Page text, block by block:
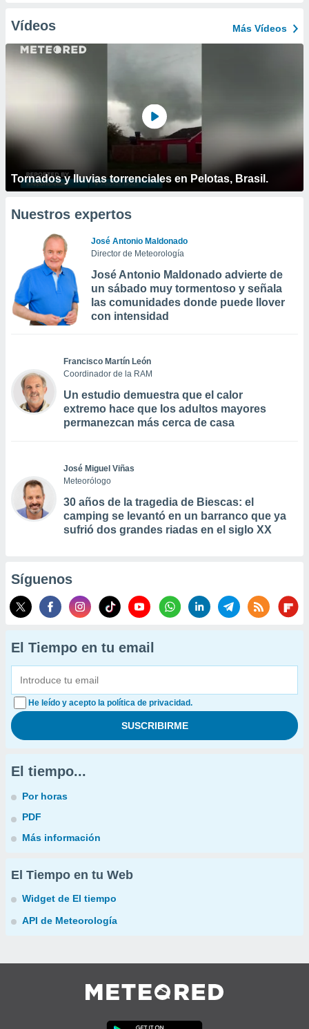
Vídeos Más Vídeos
Tornados y lluvias torrenciales en Pelotas, Brasil.
Nuestros expertos
José Antonio Maldonado
Director de Meteorología
José Antonio Maldonado advierte de
un sábado muy tormentoso y señala
las comunidades donde puede llover
con intensidad
Francisco Martín León
Coordinador de la RAM
Un estudio demuestra que el calor
extremo hace que los adultos mayores
permanezcan más cerca de casa
José Miguel Viñas
Meteorólogo
30 años de la tragedia de Biescas: el
camping se levantó en un barranco que ya
sufrió dos grandes riadas en el siglo XX
Síguenos
El Tiempo en tu email
He leído y acepto la política de privacidad.
El tiempo...
Por horas
PDF
Más información
El Tiempo en tu Web
Widget de El tiempo
API de Meteorología